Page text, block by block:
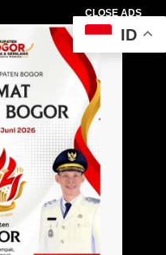
CLOSE ADS
ID